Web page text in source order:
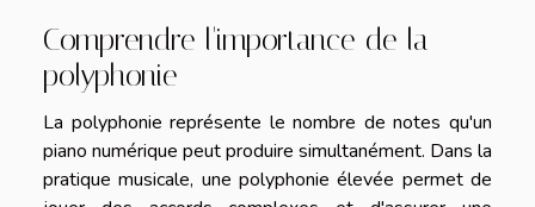
Comprendre l'importance de la
polyphonie
La polyphonie représente le nombre de notes qu'un
piano numérique peut produire simultanément. Dans la
pratique musicale, une polyphonie élevée permet de